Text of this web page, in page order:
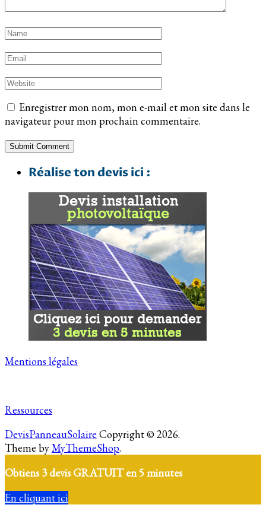
Enregistrer mon nom, mon e-mail et mon site dans le
navigateur pour mon prochain commentaire.
Réalise ton devis ici :
Mentions légales
Ressources
DevisPanneauSolaire Copyright © 2026.
Theme byMyThemeShop.
Obtiens 3 devis GRATUIT en 5 minutes
En cliquant ici